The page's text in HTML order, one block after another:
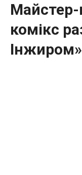
комікс
Інжиром»